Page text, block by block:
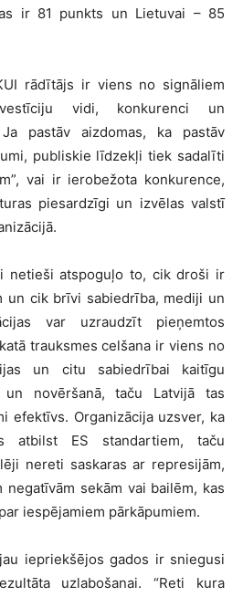
ir 81 punkts un Lietuvai – 85
rādītājs ir viens no signāliem
vidi, konkurenci un
pastāv aizdomas, ka pastāv
publiskie līdzekļi tiek sadalīti
vai ir ierobežota konkurence,
piesardzīgi un izvēlas valstī
netieši atspoguļo to, cik droši ir
un cik brīvi sabiedrība, mediji un
var uzraudzīt pieņemtos
trauksmes celšana ir viens no
un citu sabiedrībai kaitīgu
un novēršanā, taču Latvijā tas
efektīvs. Organizācija uzsver, ka
atbilst ES standartiem, taču
nereti saskaras ar represijām,
sekām vai bailēm, kas
iespējamiem pārkāpumiem.
iepriekšējos gados ir sniegusi
uzlabošanai. “Reti kura